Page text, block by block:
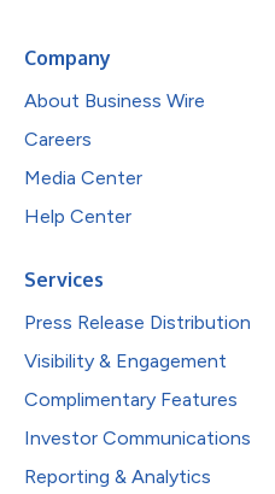
Company
About Business Wire
Careers
Media Center
Help Center
Services
Press Release Distribution
Visibility & Engagement
Complimentary Features
Investor Communications
Reporting & Analytics